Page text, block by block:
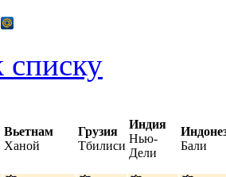
списку
Вьетнам
Ханой
Грузия
Тбилиси
Индия
Нью-
Дели
Бали